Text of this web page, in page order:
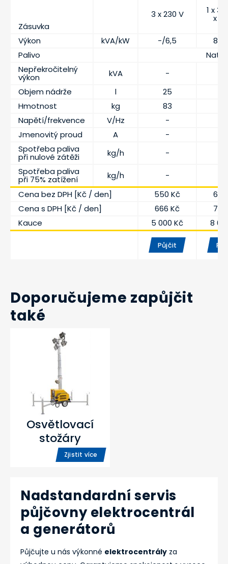
Zásuvka
3 x 230 V 1 x
x
Výkon kVA/kW -/6,5
Palivo
Nepřekročitelný
výkon kVA -
Objem nádrže
l
25
Hmotnost
kg 83
Napětí/frekvence
V/Hz -
Jmenovitý proud
A -
Spotřeba paliva
při nulové zátěži kg/h -
Spotřeba paliva
při 75% zatížení kg/h -
Půjčit
Cena bez DPH [Kč / den] 550 Kč
Cena s DPH [Kč / den]
666 Kč
Kauce
5 000 Kč 8
Doporučujeme zapůjčit
také
Osvětlovací
stožáry
Zjistit více
Nadstandardní servis
půjčovny elektrocentrál
a generátorů
Půjčujte u nás výkonné elektrocentrály za